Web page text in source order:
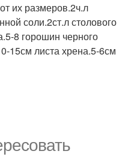
их размеров.2ч.л
соли.2ст.л столового
8 горошин черного
15см листа хрена.5-6см